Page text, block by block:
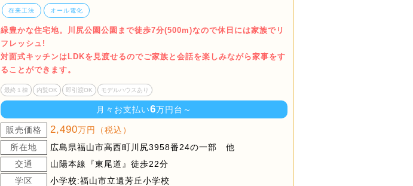
在来工法 オール電化
緑豊かな住宅地。川尻公園公園まで徒歩7分(500m)なので休日には家族でリ
フレッシュ!
対面式キッチンはLDKを見渡せるのでご家族と会話を楽しみながら家事をす
ることができます。
最終１棟 内覧OK 即引渡OK モデルハウスあり
月々お支払い6万円台～
販売価格 2,490万円（税込）
所在地
広島県福山市高西町川尻3958番24の一部 他
交通
山陽本線『東尾道』徒歩22分
学区
小学校:福山市立遺芳丘小学校